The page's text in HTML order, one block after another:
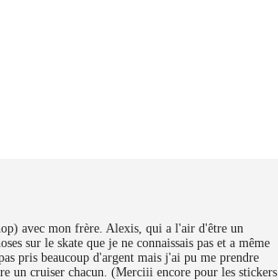
avec mon frère. Alexis, qui a l'air d'être un
sur le skate que je ne connaissais pas et a même
pris beaucoup d'argent mais j'ai pu me prendre
un cruiser chacun. (Merciii encore pour les stickers